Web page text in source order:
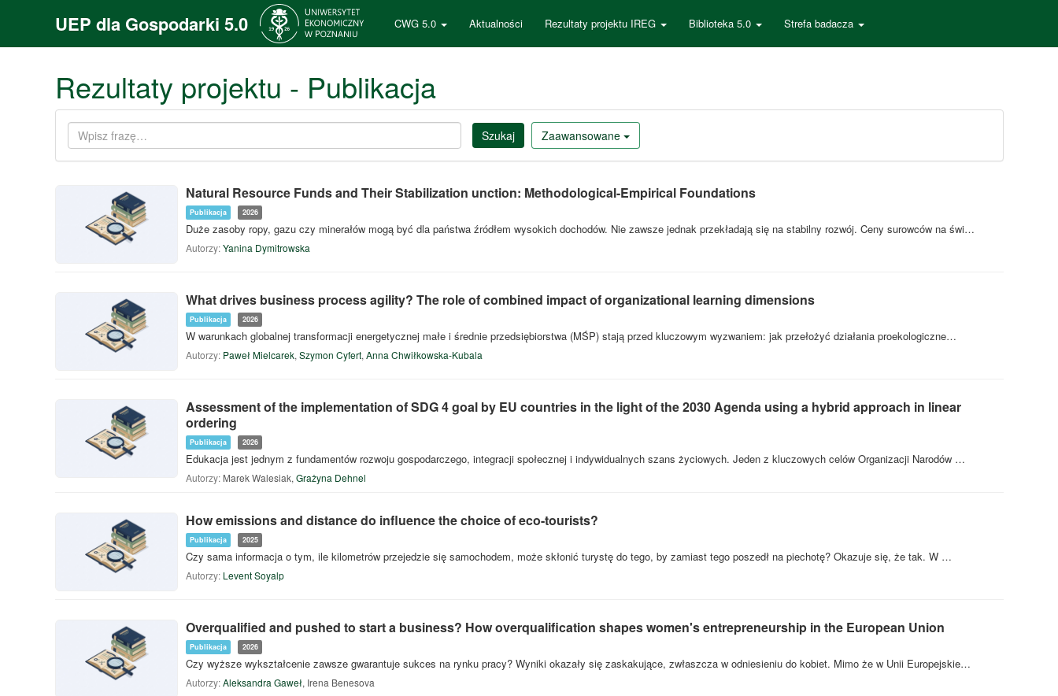
UEP dla Gospodarki 5.0 CWG 5.0 Aktualności Rezultaty projektu IREG Biblioteka 5.0 Strefa badacza
Rezultaty projektu - Publikacja
Szukaj Zaawansowane
Natural Resource Funds and Their Stabilization unction: Methodological-Empirical Foundations
Publikacja 2026
Duże zasoby ropy, gazu czy minerałów mogą być dla państwa źródłem wysokich dochodów. Nie zawsze jednak przekładają się na stabilny rozwój. Ceny surowców na świ…
Autorzy: Yanina Dymitrowska
What drives business process agility? The role of combined impact of organizational learning dimensions
Publikacja 2026
W warunkach globalnej transformacji energetycznej małe i średnie przedsiębiorstwa (MŚP) stają przed kluczowym wyzwaniem: jak przełożyć działania proekologiczne…
Autorzy: Paweł Mielcarek, Szymon Cyfert, Anna Chwiłkowska-Kubala
Assessment of the implementation of SDG 4 goal by EU countries in the light of the 2030 Agenda using a hybrid approach in linear
ordering
Publikacja 2026
Edukacja jest jednym z fundamentów rozwoju gospodarczego, integracji społecznej i indywidualnych szans życiowych. Jeden z kluczowych celów Organizacji Narodów …
Autorzy:Marek Walesiak, Grażyna Dehnel
How emissions and distance do influence the choice of eco-tourists?
Publikacja 2025
Czy sama informacja o tym, ile kilometrów przejedzie się samochodem, może skłonić turystę do tego, by zamiast tego poszedł na piechotę? Okazuje się, że tak. W …
Autorzy: Levent Soyalp
Overqualified and pushed to start a business? How overqualification shapes women's entrepreneurship in the European Union
Publikacja 2026
Czy wyższe wykształcenie zawsze gwarantuje sukces na rynku pracy? Wyniki okazały się zaskakujące, zwłaszcza w odniesieniu do kobiet. Mimo że w Unii Europejskie…
Autorzy: Aleksandra Gaweł, Irena Benesova